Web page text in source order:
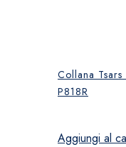
Collana
P818R
Aggiungi al